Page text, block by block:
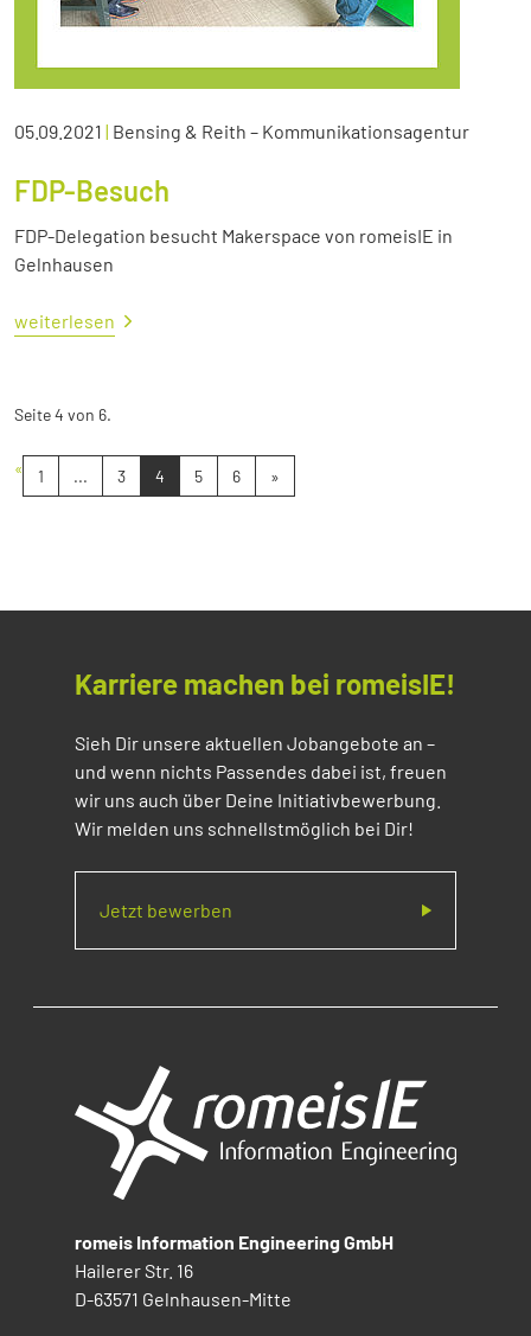
05.09.2021 | Bensing & Reith – Kommunikationsagentur
FDP-Besuch
FDP-Delegation besucht Makerspace von romeisIE in
Gelnhausen
weiterlesen
Seite 4 von 6.
« 1 ... 3 4 5 6 »
Karriere machen bei romeisIE!
Sieh Dir unsere aktuellen Jobangebote an –
und wenn nichts Passendes dabei ist, freuen
wir uns auch über Deine Initiativbewerbung.
Wir melden uns schnellstmöglich bei Dir!
Jetzt bewerben
romeis Information Engineering GmbH
Hailerer Str. 16
D-63571 Gelnhausen-Mitte